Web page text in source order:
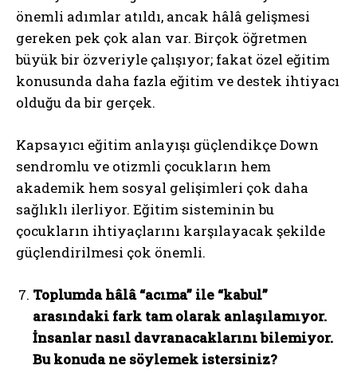
önemli adımlar atıldı, ancak hâlâ gelişmesi
gereken pek çok alan var. Birçok öğretmen
büyük bir özveriyle çalışıyor; fakat özel eğitim
konusunda daha fazla eğitim ve destek ihtiyacı
olduğu da bir gerçek.
Kapsayıcı eğitim anlayışı güçlendikçe Down
sendromlu ve otizmli çocukların hem
akademik hem sosyal gelişimleri çok daha
sağlıklı ilerliyor. Eğitim sisteminin bu
çocukların ihtiyaçlarını karşılayacak şekilde
güçlendirilmesi çok önemli.
Toplumda hâlâ “acıma” ile “kabul”
arasındaki fark tam olarak anlaşılamıyor.
İnsanlar nasıl davranacaklarını bilemiyor.
Bu konuda ne söylemek istersiniz?